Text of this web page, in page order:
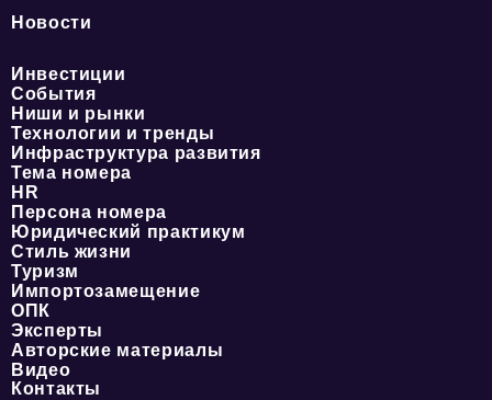
Новости
Инвестиции
События
Ниши и рынки
Технологии и тренды
Инфраструктура развития
Тема номера
HR
Персона номера
Юридический практикум
Стиль жизни
Туризм
Импортозамещение
ОПК
Эксперты
Авторские материалы
Видео
Контакты